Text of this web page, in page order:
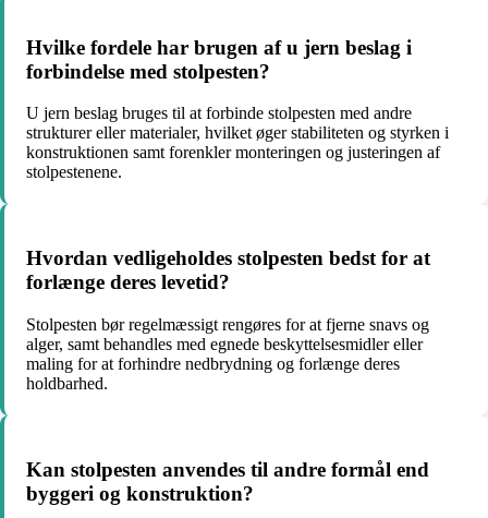
Hvilke fordele har brugen af u jern beslag i
forbindelse med stolpesten?
U jern beslag bruges til at forbinde stolpesten med andre
strukturer eller materialer, hvilket øger stabiliteten og styrken i
konstruktionen samt forenkler monteringen og justeringen af
stolpestenene.
Hvordan vedligeholdes stolpesten bedst for at
forlænge deres levetid?
Stolpesten bør regelmæssigt rengøres for at fjerne snavs og
alger, samt behandles med egnede beskyttelsesmidler eller
maling for at forhindre nedbrydning og forlænge deres
holdbarhed.
Kan stolpesten anvendes til andre formål end
byggeri og konstruktion?